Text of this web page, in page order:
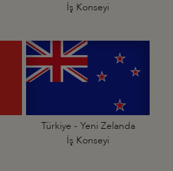
İş Konseyi
Türkiye - Yeni Zelanda
İş Konseyi